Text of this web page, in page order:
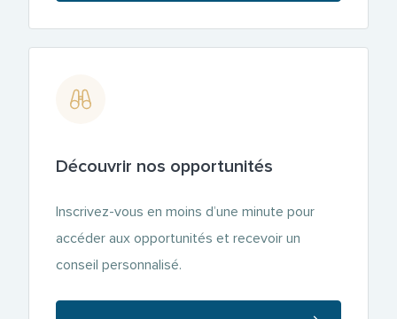
Découvrir nos opportunités
Inscrivez-vous en moins d’une minute pour
accéder aux opportunités et recevoir un
conseil personnalisé.